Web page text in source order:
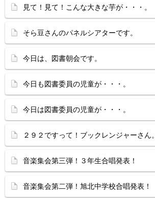
見て！見て！こんな大きな芋が・・・。
そら豆さんのパネルシアターです。
今日は、図書朝会です。
今日も図書委員の児童が・・・。
今日は図書委員の児童が・・・。
２９２ですって！ブックレンジャーさん。
音楽集会第三弾！３年生合唱発表！
音楽集会第二弾！旭北中学校合唱発表！